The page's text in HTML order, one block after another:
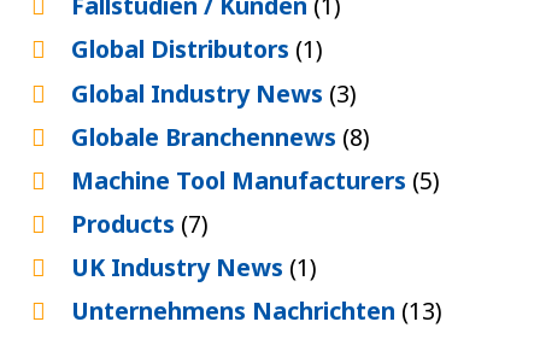
Global Distributors (1)
Global Industry News (3)
Globale Branchennews (8)
Machine Tool Manufacturers (5)
Products (7)
UK Industry News (1)
Unternehmens Nachrichten (13)